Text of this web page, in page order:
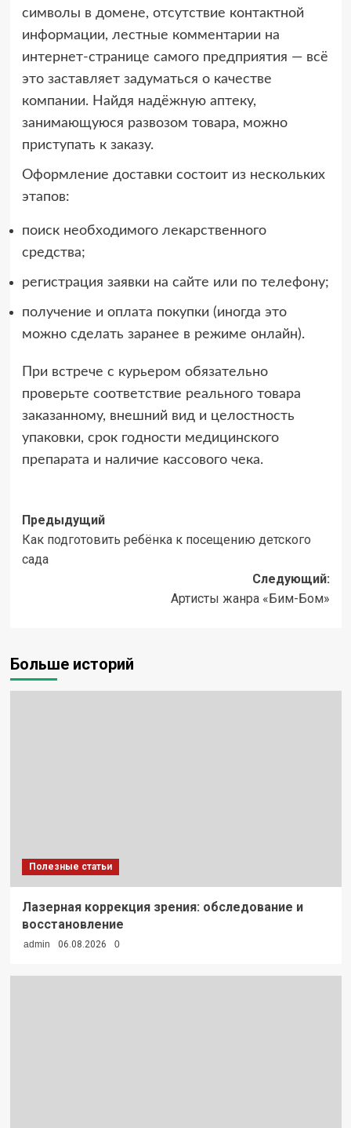
символы в домене, отсутствие контактной
информации, лестные комментарии на
интернет-странице самого предприятия — всё
это заставляет задуматься о качестве
компании. Найдя надёжную аптеку,
занимающуюся развозом товара, можно
приступать к заказу.
Оформление доставки состоит из нескольких
этапов:
поиск необходимого лекарственного
средства;
регистрация заявки на сайте или по телефону;
получение и оплата покупки (иногда это
можно сделать заранее в режиме онлайн).
При встрече с курьером обязательно
проверьте соответствие реального товара
заказанному, внешний вид и целостность
упаковки, срок годности медицинского
препарата и наличие кассового чека.
Навигация
записи
Предыдущий
Как подготовить ребёнка к посещению детского
сада
Следующий:
Артисты жанра «Бим-Бом»
Больше историй
Полезные статьи
Лазерная коррекция зрения: обследование и
восстановление
admin 06.08.2026 0